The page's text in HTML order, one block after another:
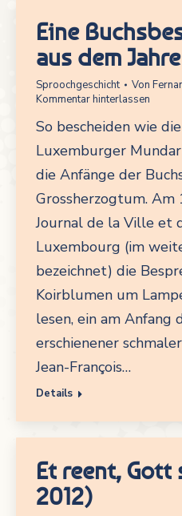
Eine
aus dem Jahre
Sproochgeschicht Von
Kommentar hinterlassen
So bescheiden wie
Luxemburger
die Anfänge der
Grossherzogtum.
Journal de la Ville et
Luxembourg (im
bezeichnet) die
Koirblumen um
lesen, ein am Anfang
erschienener
Jean-François…
Details
Et reent, Gott
2012)